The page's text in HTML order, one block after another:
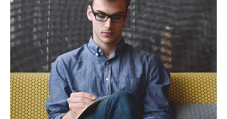
web